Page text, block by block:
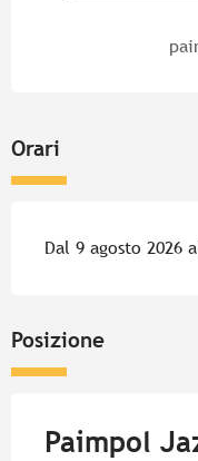
Orari
Dal 9 agosto 2026
Posizione
Paimpol